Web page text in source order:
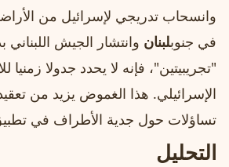
وانسحاب تدريجي لإسرائيل من
في جنوبلبنان وانتشار الجيش
"تجريبيتين"، فإنه لا يحدد جدولا زمنيا
الإسرائيلي. هذا الغموض يزيد من
تساؤلات حول جدية الأطراف في
التحليل